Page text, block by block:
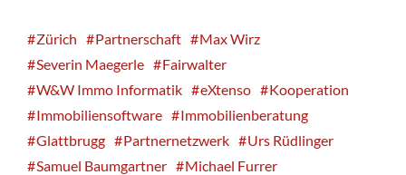
Zürich Partnerschaft
Max Wirz
Severin Maegerle
Fairwalter
W&W Immo Informatik
eXtenso
Kooperation
Immobiliensoftware
Immobilienberatung
Glattbrugg
Partnernetzwerk
Urs Rüdlinger
Samuel Baumgartner
Michael Furrer